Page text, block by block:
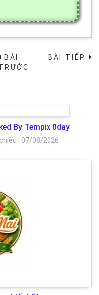
BÀI
BÀI TIẾP→
By Tempix 0day
| 07/08/2026